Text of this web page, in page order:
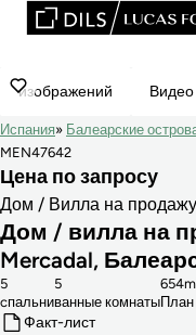
изображений Видео
Испания Балеарские
MEN47642
Цена по запросу
Дом / Вилла на продажу
Дом / вилла на
Mercadal,
cпальни
5
ванные комнаты
5
План
Факт-лист